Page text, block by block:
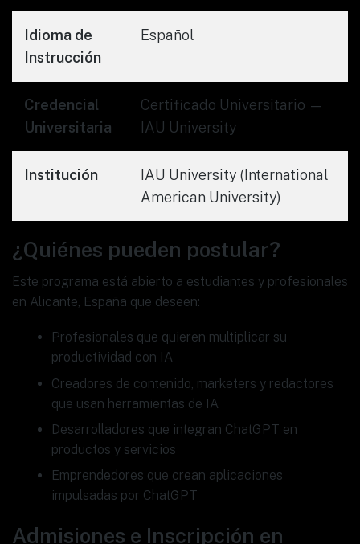
Idioma de
Instrucción
Español
Credencial
Universitaria
Certificado Universitario —
IAU University
Institución
IAU University (International
American University)
¿Quiénes pueden postular?
Este programa está abierto a estudiantes y profesionales
en Alicante, España que deseen:
Profesionales que quieren multiplicar su
productividad con IA
Creadores de contenido, marketers y redactores
que usan herramientas de IA
Desarrolladores que integran ChatGPT en
productos y servicios
Emprendedores que crean aplicaciones
impulsadas por ChatGPT
Admisiones e Inscripción en